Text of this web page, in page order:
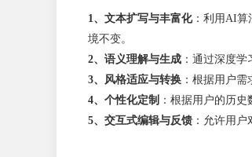
1、文本扩写与丰富化：利用AI算
境不变。
2、语义理解与生成 ：通过深度
3、风格适应与转换 ：根据用户
4、个性化定制 ：根据用户的历
5、交互式编辑与反馈 ：允许用